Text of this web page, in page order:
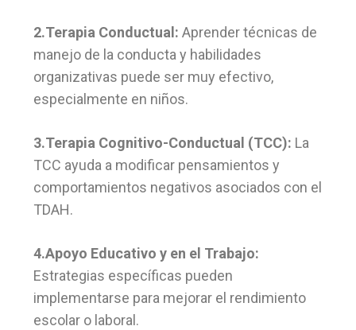
2.Terapia Conductual: Aprender técnicas de
manejo de la conducta y habilidades
organizativas puede ser muy efectivo,
especialmente en niños.
3.Terapia Cognitivo-Conductual (TCC): La
TCC ayuda a modificar pensamientos y
comportamientos negativos asociados con el
TDAH.
4.Apoyo Educativo y en el Trabajo:
Estrategias específicas pueden
implementarse para mejorar el rendimiento
escolar o laboral.